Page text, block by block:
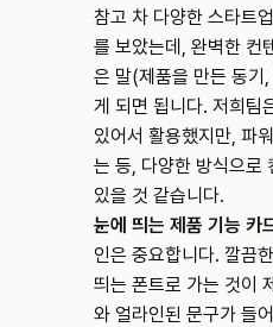
참고 차 다양한 스타트
를 보았는데, 완벽한 컨
은 말(제품을 만든 동기
게 되면 됩니다. 저희팀
있어서 활용했지만, 파
는 등, 다양한 방식으로
있을 것 같습니다.
눈에 띄는 제품 기능 카
인은 중요합니다. 깔끔
띄는 폰트로 가는 것이
와 얼라인된 문구가 들